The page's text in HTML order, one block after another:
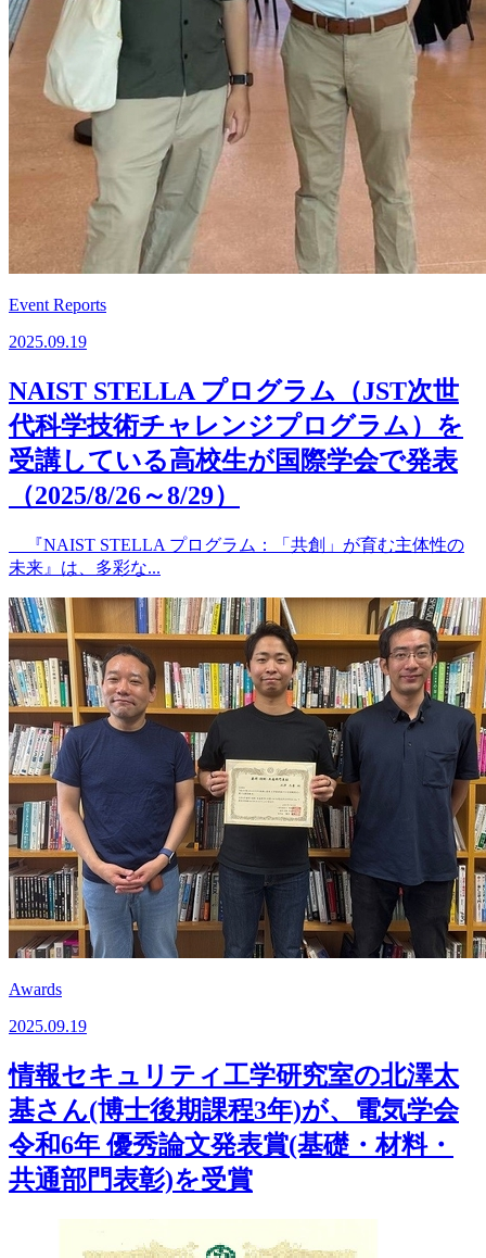
Event Reports
2025.09.19
NAIST STELLA プログラム（JST次世
代科学技術チャレンジプログラム）を
受講している高校生が国際学会で発表
（2025/8/26～8/29）
『NAIST STELLA プログラム：「共創」が育む主体性の
未来』は、多彩な...
Awards
2025.09.19
情報セキュリティ工学研究室の北澤太
基さん(博士後期課程3年)が、電気学会
令和6年 優秀論文発表賞(基礎・材料・
共通部門表彰)を受賞